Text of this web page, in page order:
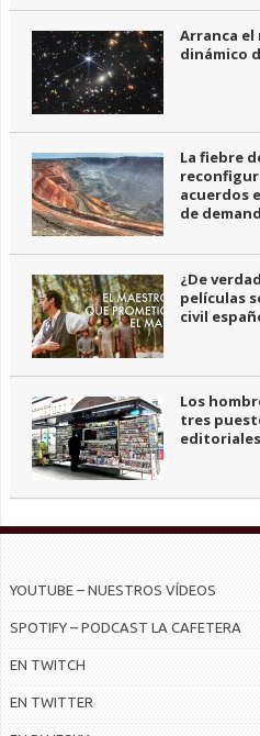
Arranca
dinámico
La fiebre
acuerdos
de
¿De
películas
civil
Los
tres
YOUTUBE – NUESTROS VÍDEOS
SPOTIFY – PODCAST LA CAFETERA
EN TWITCH
EN TWITTER